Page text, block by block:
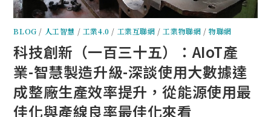
BLOG / 人工智慧 / 工業4.0 / 工業互聯網 / 工業物聯網 /物聯網
科技創新（一百三十五）：AIoT產
業-智慧製造升級-深談使用大數據達
成整廠生產效率提升，從能源使用最
佳化與產線良率最佳化來看